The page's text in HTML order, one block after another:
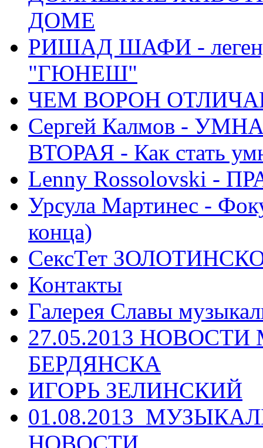
ДОМЕ
РИШАД ШАФИ -
"ГЮНЕШ"
ЧЕМ ВОРОН
Сергей Калмов -
ВТОРАЯ - Как стать
Lenny Rossolovski -
Урсула Мартинес -
конца)
СексТет
Контакты
Галерея Славы
27.05.2013
БЕРДЯНСКА
ИГОРЬ ЗЕЛИНСКИЙ
НОВОСТИ